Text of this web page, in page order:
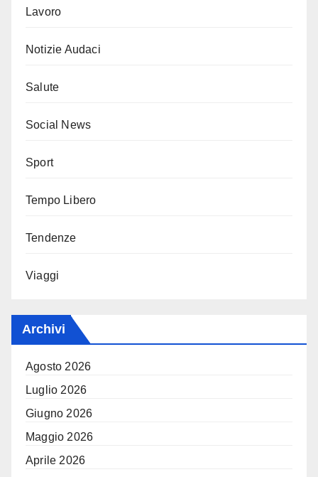
Lavoro
Notizie Audaci
Salute
Social News
Sport
Tempo Libero
Tendenze
Viaggi
Archivi
Agosto 2026
Luglio 2026
Giugno 2026
Maggio 2026
Aprile 2026